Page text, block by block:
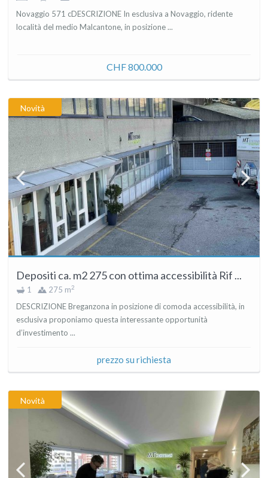
Novaggio 571 cDESCRIZIONE In esclusiva a Novaggio, ridente
località del medio Malcantone, in posizione ...
CHF 800.000
Novità
Depositi ca. m2 275 con ottima accessibilità Rif ...
1 275 m2
DESCRIZIONE Breganzona in posizione di comoda accessibilità, in
esclusiva proponiamo questa interessante opportunità
d’investimento ...
prezzo su richiesta
Novità